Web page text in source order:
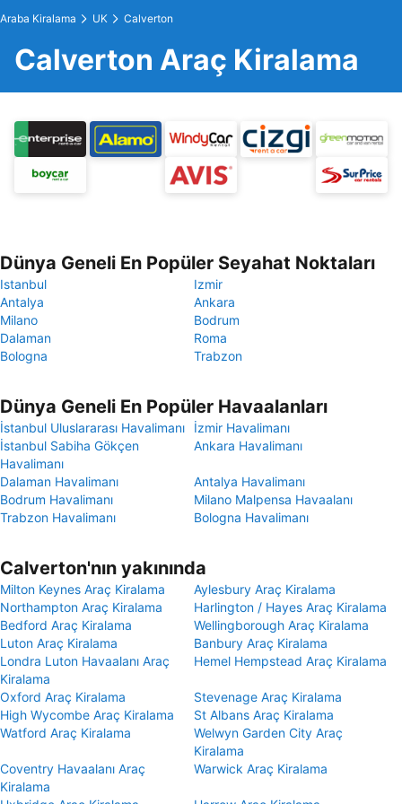
Araba Kiralama UK Calverton
Calverton Araç Kiralama
Dünya Geneli En Popüler Seyahat Noktaları
Istanbul
Izmir
Antalya
Ankara
Milano
Bodrum
Dalaman
Roma
Bologna
Trabzon
Dünya Geneli En Popüler Havaalanları
İstanbul Uluslararası Havalimanı
İzmir Havalimanı
İstanbul Sabiha Gökçen
Havalimanı
Ankara Havalimanı
Dalaman Havalimanı
Antalya Havalimanı
Bodrum Havalimanı
Milano Malpensa Havaalanı
Trabzon Havalimanı
Bologna Havalimanı
Calverton'nın yakınında
Milton Keynes Araç Kiralama
Aylesbury Araç Kiralama
Northampton Araç Kiralama
Harlington / Hayes Araç Kiralama
Bedford Araç Kiralama
Wellingborough Araç Kiralama
Luton Araç Kiralama
Banbury Araç Kiralama
Londra Luton Havaalanı Araç
Kiralama
Hemel Hempstead Araç Kiralama
Oxford Araç Kiralama
Stevenage Araç Kiralama
High Wycombe Araç Kiralama
St Albans Araç Kiralama
Watford Araç Kiralama
Welwyn Garden City Araç
Kiralama
Coventry Havaalanı Araç
Kiralama
Warwick Araç Kiralama